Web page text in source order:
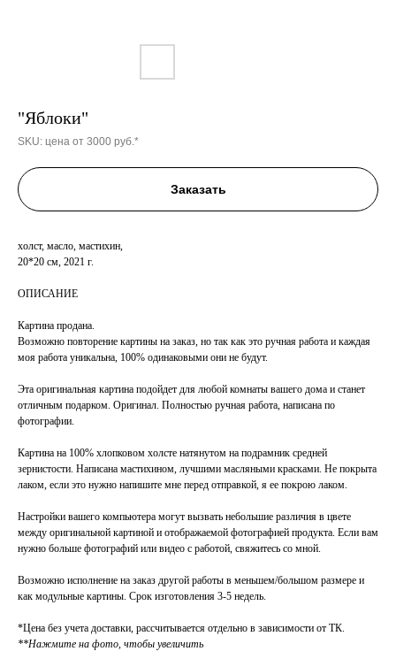
"Яблоки"
SKU: цена от 3000 руб.*
Заказать
холст, масло, мастихин,
20*20 см, 2021 г.
ОПИСАНИЕ
Картина продана.
Возможно повторение картины на заказ, но так как это ручная работа и каждая
моя работа уникальна, 100% одинаковыми они не будут.
Эта оригинальная картина подойдет для любой комнаты вашего дома и станет
отличным подарком. Оригинал. Полностью ручная работа, написана по
фотографии.
Картина на 100% хлопковом холсте натянутом на подрамник средней
зернистости. Написана мастихином, лучшими масляными красками. Не покрыта
лаком, если это нужно напишите мне перед отправкой, я ее покрою лаком.
Настройки вашего компьютера могут вызвать небольшие различия в цвете
между оригинальной картиной и отображаемой фотографией продукта. Если вам
нужно больше фотографий или видео с работой, свяжитесь со мной.
Возможно исполнение на заказ другой работы в меньшем/большом размере и
как модульные картины. Срок изготовления 3-5 недель.
*Цена без учета доставки, рассчитывается отдельно в зависимости от ТК.
**Нажмите на фото, чтобы увеличить